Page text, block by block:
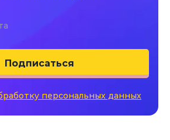
Подписаться
персональных данных